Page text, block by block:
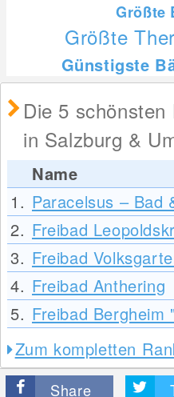
Größte
Größte
Günstigste
Die 5
in Salzburg &
Name
1. Paracelsus – Bad
2. Freibad
3. Freibad
4. Freibad Anthering
5. Freibad Bergheim
Zum kompletten
Share